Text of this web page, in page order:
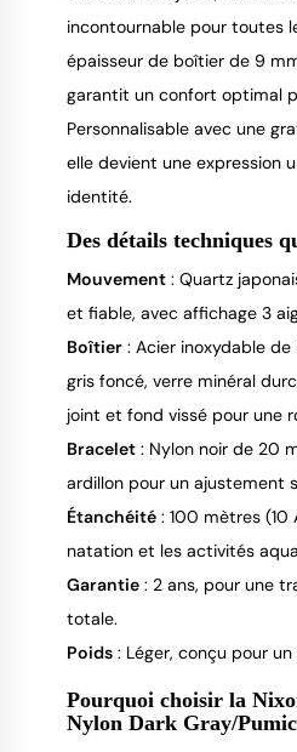
incontournable pour toutes
épaisseur de boîtier de 9
garantit un confort optimal
Personnalisable avec une
elle devient une expression
identité.
Des détails techniques
Mouvement : Quartz
et fiable, avec affichage 3
Boîtier : Acier inoxydable
gris foncé, verre minéral
joint et fond vissé pour une
Bracelet : Nylon noir de 20
ardillon pour un ajustement
Étanchéité : 100 mètres (10
natation et les activités
Garantie : 2 ans, pour une
totale.
Poids : Léger, conçu pour
Pourquoi choisir la
Nylon Dark Gray/